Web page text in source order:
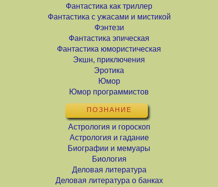
Фантастика как триллер
Фантастика с ужасами и мистикой
Фэнтези
Фантастика эпическая
Фантастика юмористическая
Экшн, приключения
Эротика
Юмор
Юмор программистов
ПОЗНАНИЕ
Астрология и гороскоп
Астрология и гадание
Биографии и мемуары
Биология
Деловая литература
Деловая литература о банках